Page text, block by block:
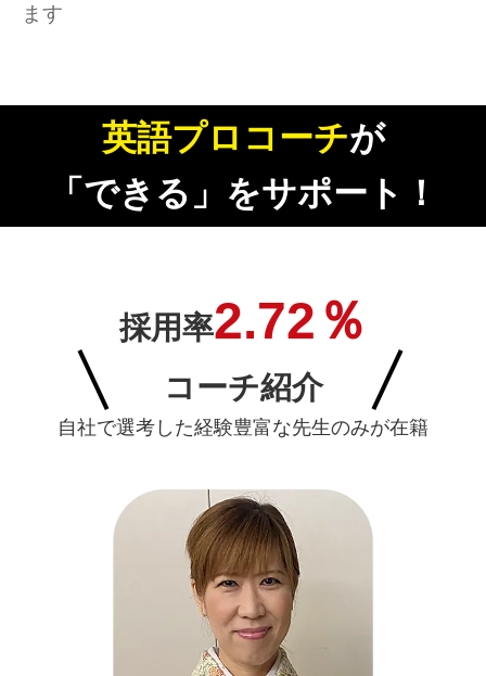
ます
英語プロコーチが
「できる」をサポート！
採用率2.72％
コーチ紹介
自社で選考した経験豊富な先生のみが在籍